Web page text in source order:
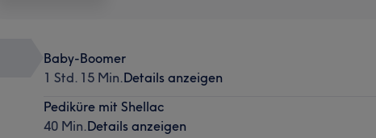
Baby-Boomer
1 Std. 15 Min.Details anzeigen
Pediküre mit Shellac
40 Min.Details anzeigen